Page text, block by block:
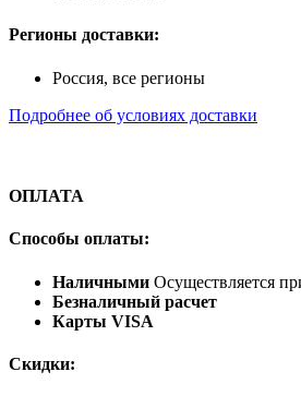
Регионы доставки:
Россия, все регионы
Подробнее об условиях доставки
ОПЛАТА
Способы оплаты:
Наличными Осуществляется
Безналичный расчет
Карты VISA
Скидки: